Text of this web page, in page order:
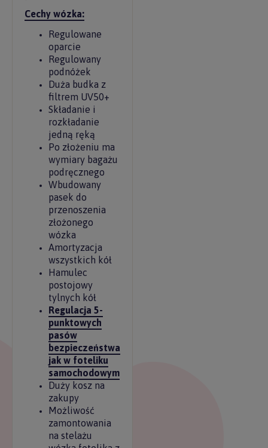
Cechy wózka:
Regulowane
oparcie
Regulowany
podnóżek
Duża budka z
filtrem UV50+
Składanie i
rozkładanie
jedną ręką
Po złożeniu ma
wymiary bagażu
podręcznego
Wbudowany
pasek do
przenoszenia
złożonego
wózka
Amortyzacja
wszystkich kół
Hamulec
postojowy
tylnych kół
Regulacja 5-
punktowych
pasów
bezpieczeństwa
jak w foteliku
samochodowym
Duży kosz na
zakupy
Możliwość
zamontowania
na stelażu